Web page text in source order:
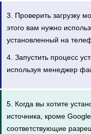
3. Проверить загрузку
этого вам нужно
установленный на
4. Запустить процесс
используя менеджер
5. Когда вы хотите
источника, кроме
соответствующие